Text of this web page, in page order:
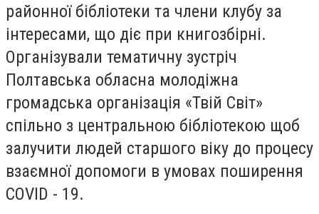
районної бібліотеки та члени клубу за
інтересами, що діє при книгозбірні.
Організували тематичну зустріч
Полтавська обласна молодіжна
громадська організація «Твій Світ»
спільно з центральною бібліотекою щоб
залучити людей старшого віку до процесу
взаємної допомоги в умовах поширення
COVID - 19.